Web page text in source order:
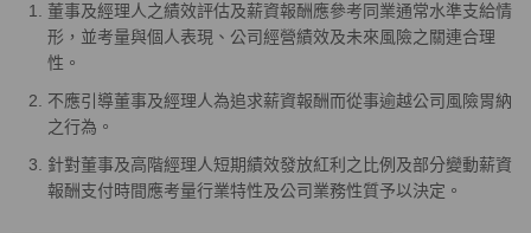
董事及經理人之績效評估及薪資報酬應參考同業通常水準支給情
形，並考量與個人表現、公司經營績效及未來風險之關連合理
性。
不應引導董事及經理人為追求薪資報酬而從事逾越公司風險胃納
之行為。
針對董事及高階經理人短期績效發放紅利之比例及部分變動薪資
報酬支付時間應考量行業特性及公司業務性質予以決定。